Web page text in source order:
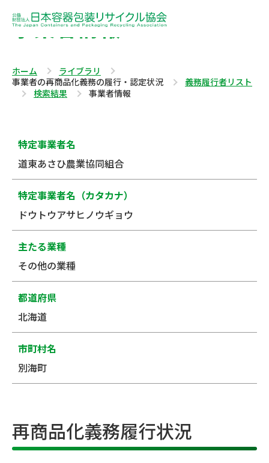
事業者情報
ホーム
ライブラリ
事業者の再商品化義務の履行・認定状況
義務履行者リスト
検索結果
事業者情報
特定事業者名
道東あさひ農業協同組合
特定事業者名（カタカナ）
ドウトウアサヒノウギョウ
主たる業種
その他の業種
都道府県
北海道
市町村名
別海町
再商品化義務履行状況